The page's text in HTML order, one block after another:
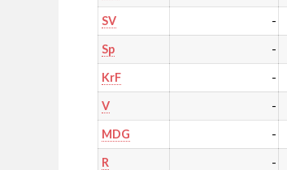
SV -
Sp -
KrF -
V -
MDG -
R -